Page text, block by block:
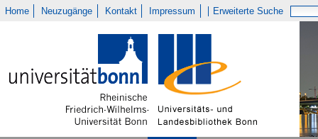
Home Neuzugänge Kontakt Impressum Erweiterte Suche